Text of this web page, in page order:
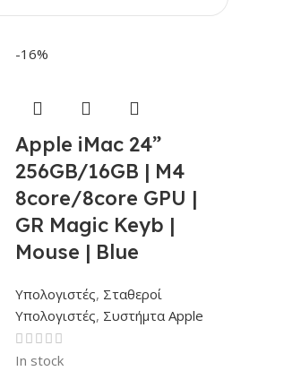
-16%
Apple iMac 24”
256GB/16GB | M4
8core/8core GPU |
GR Magic Keyb |
Mouse | Blue
Υπολογιστές, Σταθεροί
Υπολογιστές, Συστήμτα Apple
In stock